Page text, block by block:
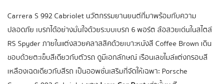
Carrera S 992 Cabriolet นวัตกรรมยานยนต์ที่มาพร้อมกับความ
ปลอดภัย เบรกได้อย่างมั่นใจด้วยระบบเบรก 6 พอร์ต ล้อสวยเด่นในสไตล์
RS Spyder ภายในแต่งสวยคลาสสิคด้วยเบาะหนังสี Coffee Brown เดิน
ขอบด้วยตะเข็บสีเดียวกับตัวรถ ดูมีเอกลักษณ์ เรือนเลขไมล์แต่งกรอบสี
เหลืองเฉดเดียวกับสีรถ เป็นออพชั่นเสริมที่จัดให้เฉพาะ Porsche